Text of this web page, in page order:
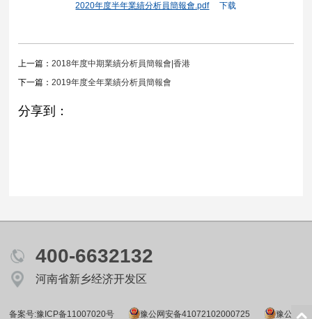
2020年度半年業績分析員簡報會.pdf 下载
上一篇：2018年度中期業績分析員簡報會|香港
下一篇：2019年度全年業績分析員簡報會
分享到：
400-6632132
河南省新乡经济开发区
备案号:豫ICP备11007020号 豫公网安备41072102000725 豫公网